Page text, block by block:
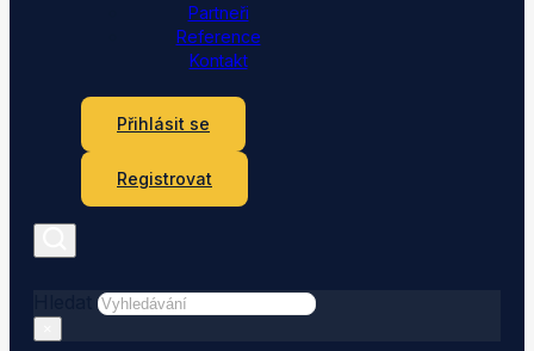
Partneři
Reference
Kontakt
Přihlásit se
Registrovat